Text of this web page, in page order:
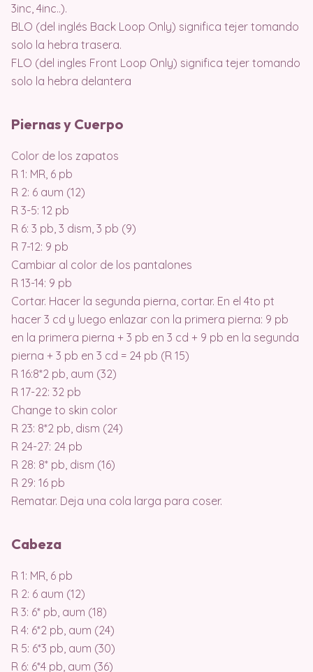
3inc, 4inc..).
BLO (del inglés Back Loop Only) significa tejer tomando
solo la hebra trasera.
FLO (del ingles Front Loop Only) significa tejer tomando
solo la hebra delantera
Piernas y Cuerpo
Color de los zapatos
R 1: MR, 6 pb
R 2: 6 aum (12)
R 3-5: 12 pb
R 6: 3 pb, 3 dism, 3 pb (9)
R 7-12: 9 pb
Cambiar al color de los pantalones
R 13-14: 9 pb
Cortar. Hacer la segunda pierna, cortar. En el 4to pt
hacer 3 cd y luego enlazar con la primera pierna: 9 pb
en la primera pierna + 3 pb en 3 cd + 9 pb en la segunda
pierna + 3 pb en 3 cd = 24 pb (R 15)
R 16:8*2 pb, aum (32)
R 17-22: 32 pb
Change to skin color
R 23: 8*2 pb, dism (24)
R 24-27: 24 pb
R 28: 8* pb, dism (16)
R 29: 16 pb
Rematar. Deja una cola larga para coser.
Cabeza
R 1: MR, 6 pb
R 2: 6 aum (12)
R 3: 6* pb, aum (18)
R 4: 6*2 pb, aum (24)
R 5: 6*3 pb, aum (30)
R 6: 6*4 pb, aum (36)